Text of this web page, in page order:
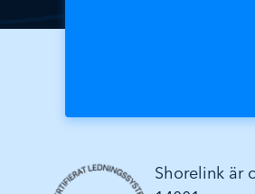
Shorelink är